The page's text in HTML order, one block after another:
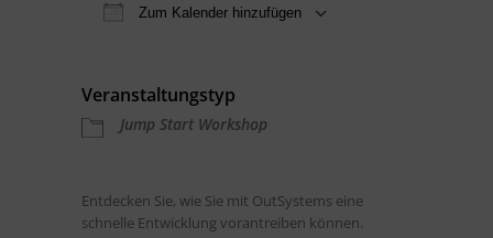
Zum Kalender hinzufügen
Veranstaltungstyp
Jump Start Workshop
Entdecken Sie, wie Sie mit OutSystems eine
schnelle Entwicklung vorantreiben können.